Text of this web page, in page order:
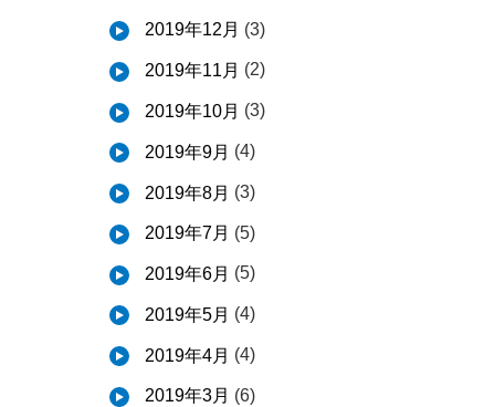
2019年12月 (3)
2019年11月 (2)
2019年10月 (3)
2019年9月 (4)
2019年8月 (3)
2019年7月 (5)
2019年6月 (5)
2019年5月 (4)
2019年4月 (4)
2019年3月 (6)